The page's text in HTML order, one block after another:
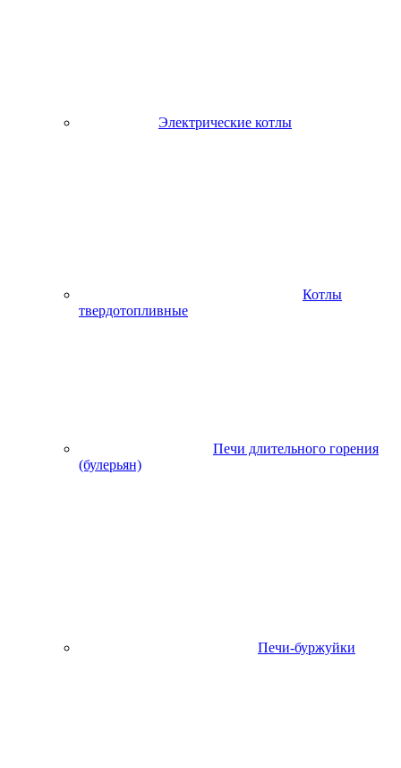
Электрические котлы
Котлы
твердотопливные
Печи длительного горения
(булерьян)
Печи-буржуйки